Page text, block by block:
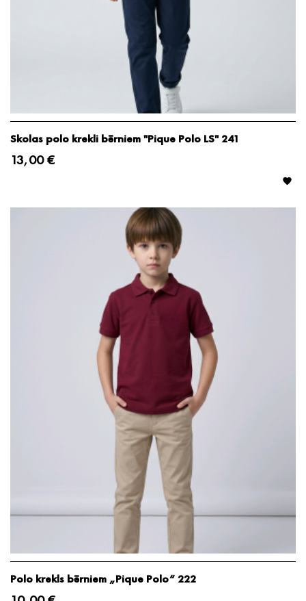
Skolas polo krekli bērniem "Pique Polo LS" 241
13,00 €

Polo krekls bērniem „Pique Polo“ 222